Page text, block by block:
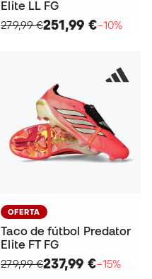
Elite LL FG
279,99 €251,99 €−10%
OFERTA
Taco de fútbol Predator
Elite FT FG
279,99 €237,99 €−15%